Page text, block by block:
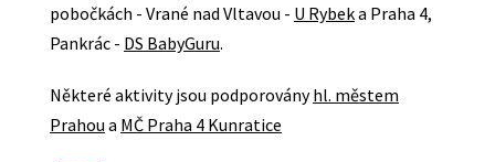
pobočkách - Vrané nad Vltavou - U Rybeka Praha 4,
Pankrác - DS BabyGuru.
Některé aktivity jsou podporoványhl. městem
Prahou a MČ Praha 4 Kunratice